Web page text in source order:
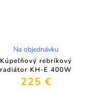
Kúpeľňový rebríkový
radiátor KH-E 400W
Na objednávku
225 €